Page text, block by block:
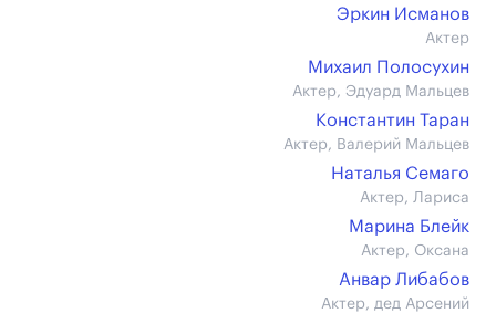
Эркин Исманов
Актер
Михаил Полосухин
Актер, Эдуард Мальцев
Константин Таран
Актер, Валерий Мальцев
Наталья Семаго
Актер, Лариса
Марина Блейк
Актер, Оксана
Анвар Либабов
Актер, дед Арсений